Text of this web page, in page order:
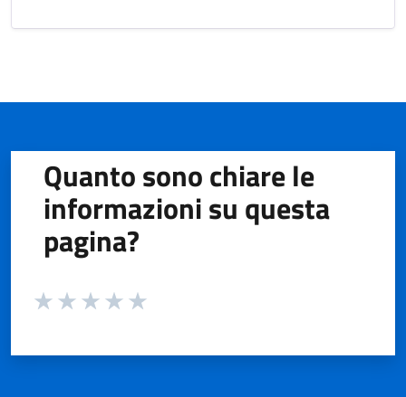
Quanto sono chiare le
informazioni su questa
pagina?
Valuta da 1 a 5 stelle la pagina